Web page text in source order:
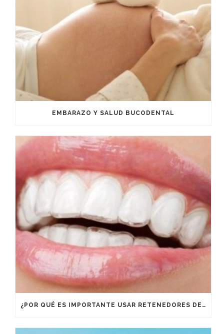
EMBARAZO Y SALUD BUCODENTAL
¿POR QUÉ ES IMPORTANTE USAR RETENEDORES DESPUÉS DE UN TRATAMIENTO DE ORTODONCIA?